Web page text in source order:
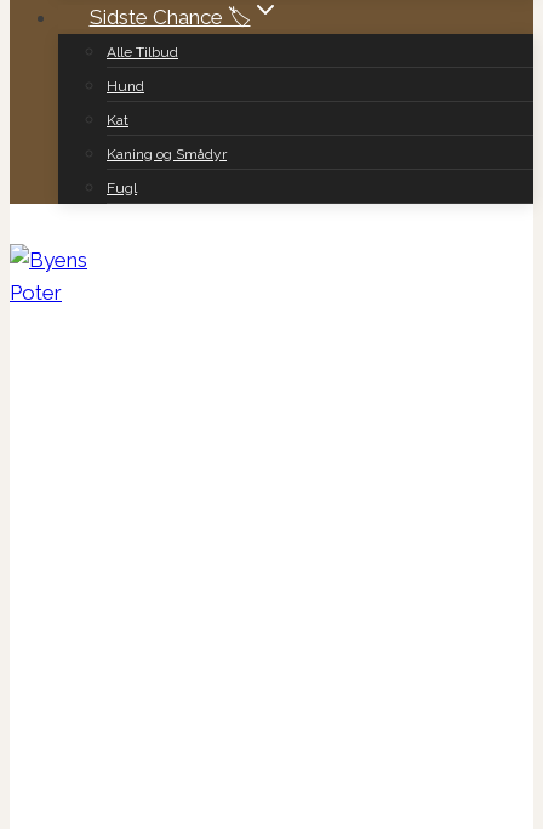
Sidste Chance 🏷️
Alle Tilbud
Hund
Kat
Kaning og Smådyr
Fugl